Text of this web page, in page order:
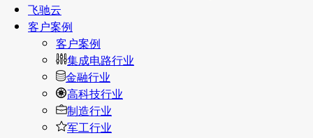
飞驰云
客户案例
客户案例
集成电路行业
金融行业
高科技行业
制造行业
军工行业